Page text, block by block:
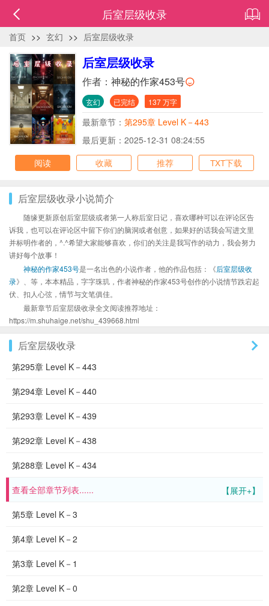
后室层级收录
首页 >> 玄幻 >> 后室层级收录
后室层级收录
作者： 神秘的作家453号
玄幻 已完结 137 万字
最新章节： 第295章 Level K－443
最后更新：2025-12-31 08:24:55
阅读
收藏 推荐 TXT下载
后室层级收录小说简介
随缘更新原创后室层级或者第一人称后室日记，喜欢哪种可以在评论区告
诉我，也可以在评论区中留下你们的脑洞或者创意，如果好的话我会写进文里
并标明作者的，^.^希望大家能够喜欢，你们的关注是我写作的动力，我会努力
讲好每个故事！
神秘的作家453号是一名出色的小说作者，他的作品包括：《后室层级收
录》、等，本本精品，字字珠玑，作者神秘的作家453号创作的小说情节跌宕起
伏、扣人心弦，情节与文笔俱佳。
最新章节后室层级收录全文阅读推荐地址：
https://m.shuhaige.net/shu_439668.html
后室层级收录
第295章 Level K－443
第294章 Level K－440
第293章 Level K－439
第292章 Level K－438
第288章 Level K－434
【展开+】
查看全部章节列表......
第5章 Level K－3
第4章 Level K－2
第3章 Level K－1
第2章 Level K－0